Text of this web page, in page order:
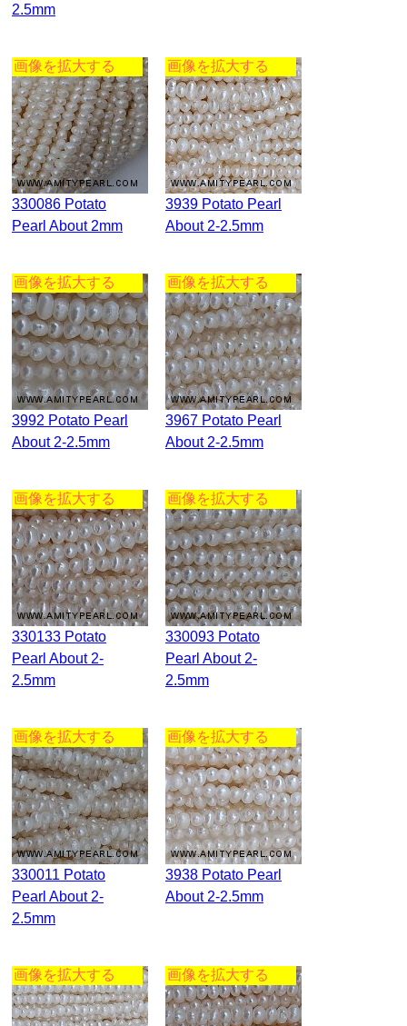
2.5mm
画像を拡大する
330086 Potato
Pearl About 2mm
画像を拡大する
3939 Potato Pearl
About 2-2.5mm
画像を拡大する
3992 Potato Pearl
About 2-2.5mm
画像を拡大する
3967 Potato Pearl
About 2-2.5mm
画像を拡大する
330133 Potato
Pearl About 2-
2.5mm
画像を拡大する
330093 Potato
Pearl About 2-
2.5mm
画像を拡大する
330011 Potato
Pearl About 2-
2.5mm
画像を拡大する
3938 Potato Pearl
About 2-2.5mm
画像を拡大する 画像を拡大する